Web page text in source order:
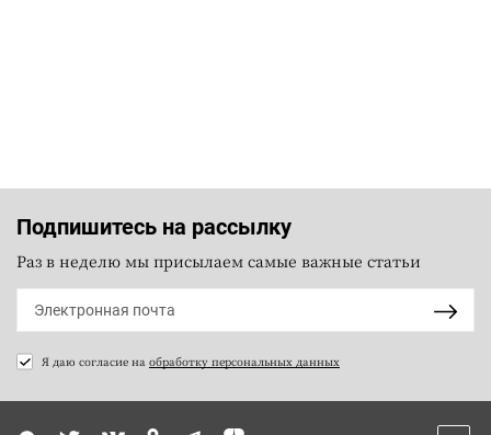
Подпишитесь на рассылку
Раз в неделю мы присылаем самые важные статьи
Я даю согласие на обработку персональных данных